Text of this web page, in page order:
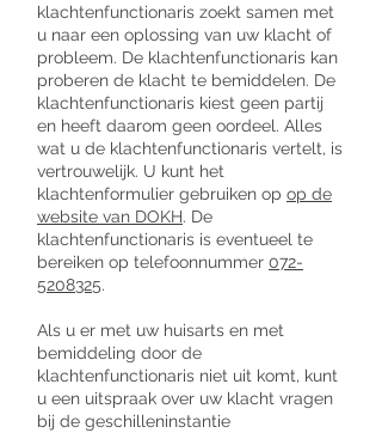
klachtenfunctionaris zoekt samen met
u naar een oplossing van uw klacht of
probleem. De klachtenfunctionaris kan
proberen de klacht te bemiddelen. De
klachtenfunctionaris kiest geen partij
en heeft daarom geen oordeel. Alles
wat u de klachtenfunctionaris vertelt, is
vertrouwelijk. U kunt het
klachtenformulier gebruiken op op de
website van DOKH. De
klachtenfunctionaris is eventueel te
bereiken op telefoonnummer 072-
5208325.
Als u er met uw huisarts en met
bemiddeling door de
klachtenfunctionaris niet uit komt, kunt
u een uitspraak over uw klacht vragen
bij de geschilleninstantie